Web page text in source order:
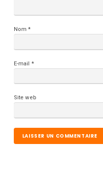
Nom*
E-mail *
Site web